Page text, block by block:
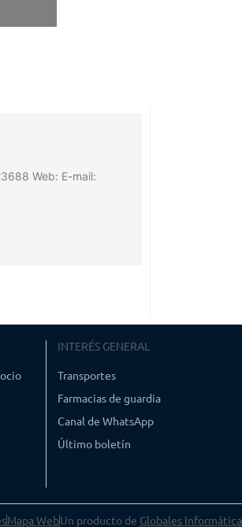
Web: E-mail:
INTERÉS GENERAL
Transportes
Farmacias de guardia
Canal de WhatsApp
Último boletín
Mapa WebUn producto de Globales Informática